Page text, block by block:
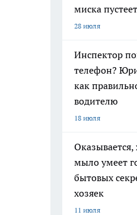
миска
28 июля
Инспектор
телефон?
как
водителю
18 июля
Оказывается,
мыло умеет
бытовых
хозяек
11 июля